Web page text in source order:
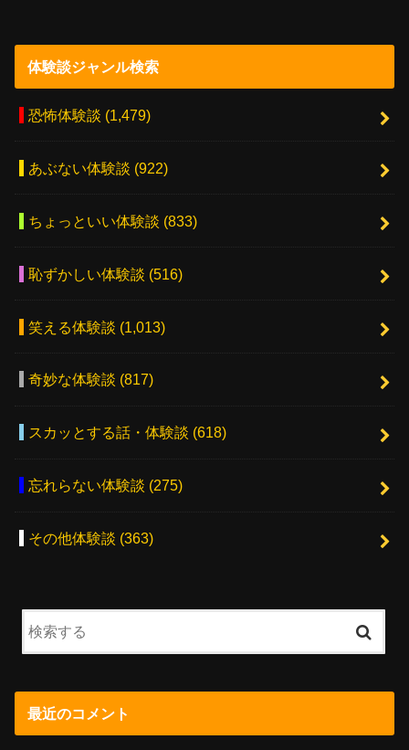
体験談ジャンル検索
恐怖体験談 (1,479)
あぶない体験談 (922)
ちょっといい体験談 (833)
恥ずかしい体験談 (516)
笑える体験談 (1,013)
奇妙な体験談 (817)
スカッとする話・体験談 (618)
忘れらない体験談 (275)
その他体験談 (363)
最近のコメント